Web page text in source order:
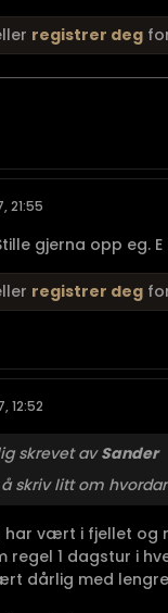
registrer deg
21:55
gjerna opp eg.
registrer deg
12:52
skrevet avSander
å skriv litt om
har vært i fjellet og
regel 1 dagstur i
dårlig med